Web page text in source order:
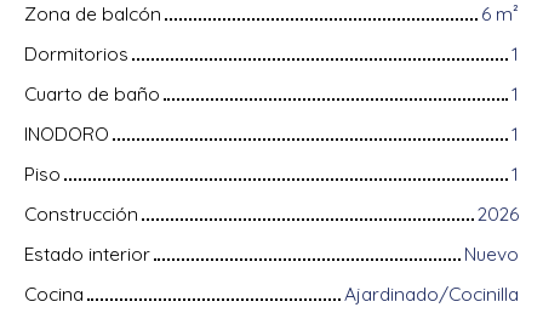
Zona de balcón
6 m²
Dormitorios
1
Cuarto de baño
1
INODORO
1
Piso
1
Construcción
2026
Estado interior
Nuevo
Cocina
Ajardinado/Cocinilla